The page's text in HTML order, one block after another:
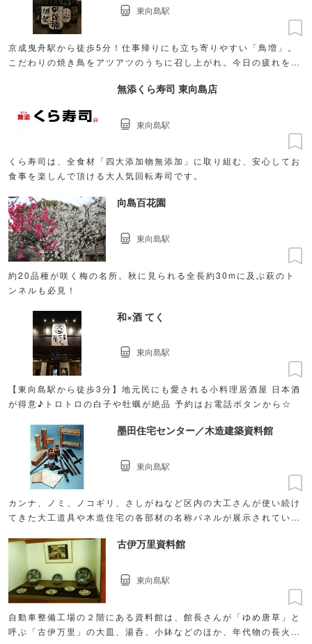
京成曳舟駅から徒歩5分！仕事帰りにも立ち寄りやすい「鳥増」。
こだわりの焼き鳥をアツアツのうちに召し上がれ。今日の疲れを癒
東向島駅
無添くら寿司 東向島店
くら寿司は、全食材「四大添加物無添加」に取り組む、安心してお
食事を楽しんで頂ける大人気回転寿司です。
東向島駅
向島百花園
約20品種が咲く梅の名所。秋に見られる全長約30mに及ぶ萩のト
ンネルも必見！
東向島駅
和×酒 てく
【東向島駅から徒歩3分】地元民にも愛される小料理居酒屋 日本酒
が得意♪トロトロの白子や牡蠣が絶品 予約はお電話ボタンから☆
東向島駅
墨田住宅センター／木造建築資料館
カンナ、ノミ、ノコギリ、さしがねなど区内の大工さんが使い続け
てきた大工道具や木造住宅の各部材の名称パネルが展示されていま
東向島駅
古伊万里資料館
自動車整備工場の２階にある資料館は、館長さんが「ゆめ唐草」と
呼ぶ「古伊万里」の大皿、湯呑、小鉢などのほか、年代物の長火鉢
東向島駅